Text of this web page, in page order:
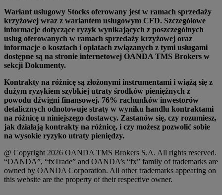
Wariant usługowy Stocks oferowany jest w ramach sprzedaży
krzyżowej wraz z wariantem usługowym CFD. Szczegółowe
informacje dotyczące ryzyk wynikających z poszczególnych
usług oferowanych w ramach sprzedaży krzyżowej oraz
informacje o kosztach i opłatach związanych z tymi usługami
dostępne są na stronie internetowej OANDA TMS Brokers w
sekcji Dokumenty.
Kontrakty na różnicę są złożonymi instrumentami i wiążą się z
dużym ryzykiem szybkiej utraty środków pieniężnych z
powodu dźwigni finansowej. 76% rachunków inwestorów
detalicznych odnotowuje straty w wyniku handlu kontraktami
na różnicę u niniejszego dostawcy. Zastanów się, czy rozumiesz,
jak działają kontrakty na różnicę, i czy możesz pozwolić sobie
na wysokie ryzyko utraty pieniędzy.
@ Copyright 2026 OANDA TMS Brokers S.A. All rights reserved.
“OANDA”, “fxTrade” and OANDA’s “fx” family of trademarks are
owned by OANDA Corporation. All other trademarks appearing on
this website are the property of their respective owner.